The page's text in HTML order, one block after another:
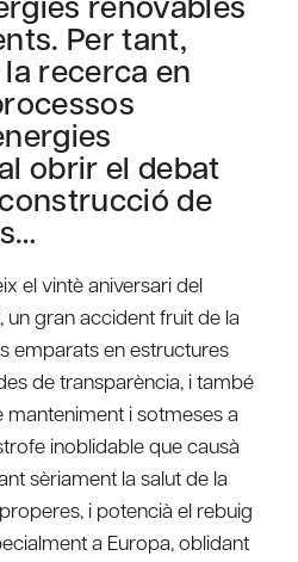
Per tant,
recerca en
obrir el debat
de
el vintè aniversari del
un gran accident fruit de la
emparats en estructures
de transparència, i també
manteniment i sotmeses a
inoblidable que causà
sèriament la salut de la
i potencià el rebuig
a Europa, oblidant